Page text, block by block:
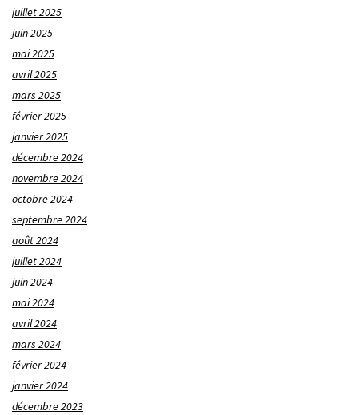
juillet 2025
juin 2025
mai 2025
avril 2025
mars 2025
février 2025
janvier 2025
décembre 2024
novembre 2024
octobre 2024
septembre 2024
août 2024
juillet 2024
juin 2024
mai 2024
avril 2024
mars 2024
février 2024
janvier 2024
décembre 2023